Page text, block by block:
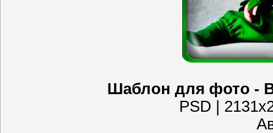
Шаблон для фото -
PSD |